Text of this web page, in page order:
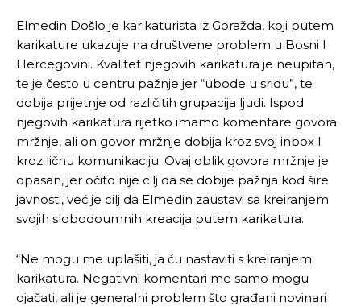
Elmedin Došlo je karikaturista iz Goražda, koji putem
karikature ukazuje na društvene problem u Bosni I
Hercegovini. Kvalitet njegovih karikatura je neupitan,
te je često u centru pažnje jer “ubode u sridu”, te
dobija prijetnje od različitih grupacija ljudi. Ispod
njegovih karikatura rijetko imamo komentare govora
mržnje, ali on govor mržnje dobija kroz svoj inbox I
kroz ličnu komunikaciju. Ovaj oblik govora mržnje je
opasan, jer očito nije cilj da se dobije pažnja kod šire
javnosti, već je cilj da Elmedin zaustavi sa kreiranjem
svojih slobodoumnih kreacija putem karikatura.
“Ne mogu me uplašiti, ja ću nastaviti s kreiranjem
karikatura. Negativni komentari me samo mogu
ojačati, ali je generalni problem što građani novinari